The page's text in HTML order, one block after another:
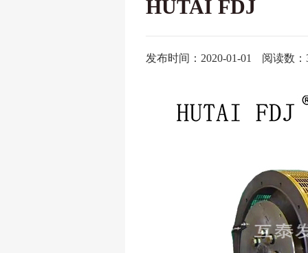
HUTAI FDJ
发布时间：2020-01-01 阅读数：